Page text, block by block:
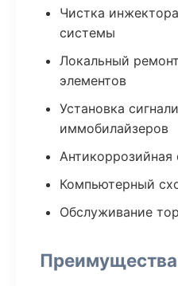
Чистка
системы
Локальный
элементов
Установка
иммобилайзеров
Антикоррозийная
Компьютерный
Обслуживание